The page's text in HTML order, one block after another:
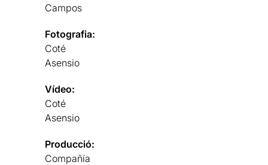
Campos
Fotografia:
Coté
Asensio
Vídeo:
Coté
Asensio
Producció:
Compañía